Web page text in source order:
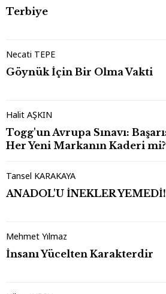
Terbiye
Necati TEPE
Göynük İçin Bir Olma Vakti
Halit AŞKIN
Togg'un Avrupa Sınavı: Başarısızlık mı,
Her Yeni Markanın Kaderi mi?
Tansel KARAKAYA
ANADOL'U İNEKLER YEMEDİ!
Mehmet Yılmaz
İnsanı Yücelten Karakterdir